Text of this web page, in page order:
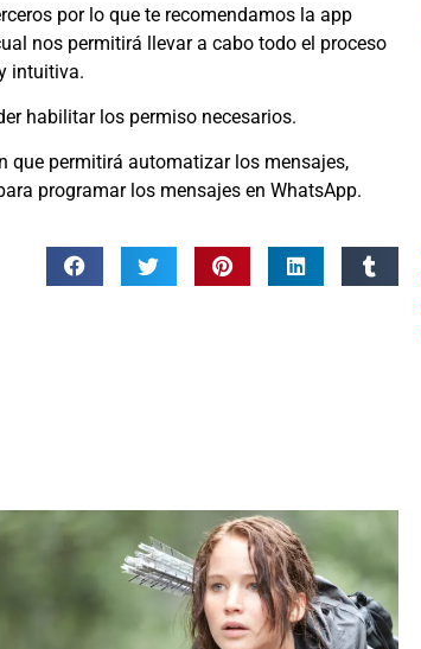
por lo que te recomendamos la app
nos permitirá llevar a cabo todo el proceso
intuitiva.
habilitar los permiso necesarios.
que permitirá automatizar los mensajes,
programar los mensajes en WhatsApp.